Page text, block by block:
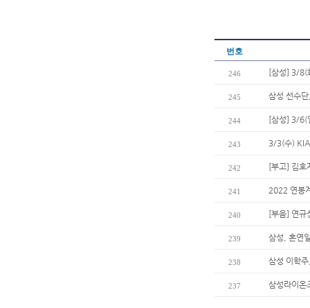
번호
246 [삼성] 3/8(
245 삼성 선수
244 [삼성] 3/6(
243 3/3(수)
242 [부고] 김호
241 2022 연봉
240 [부음] 연규
239 삼성, 혼연
238 삼성 이학
237 삼성라이온